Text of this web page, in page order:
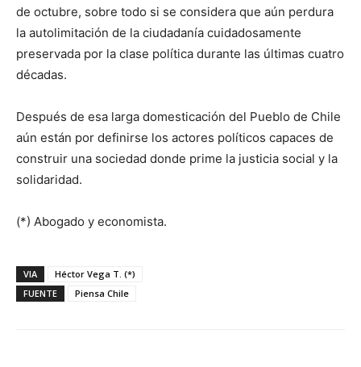
de octubre, sobre todo si se considera que aún perdura
la autolimitación de la ciudadanía cuidadosamente
preservada por la clase política durante las últimas cuatro
décadas.
Después de esa larga domesticación del Pueblo de Chile
aún están por definirse los actores políticos capaces de
construir una sociedad donde prime la justicia social y la
solidaridad.
(*) Abogado y economista.
VIA
Héctor Vega T. (*)
FUENTE
Piensa Chile